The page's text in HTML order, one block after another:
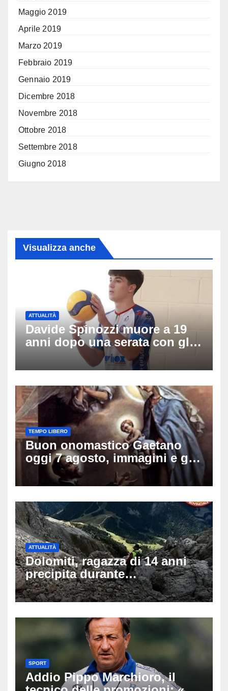
Maggio 2019
Aprile 2019
Marzo 2019
Febbraio 2019
Gennaio 2019
Dicembre 2018
Novembre 2018
Ottobre 2018
Settembre 2018
Giugno 2018
Visualizza anche
ATTUALITÀ
Davide Spinozzi muore a 19
anni dopo una serata con gli
amici: il mistero dello
schianto senza frenata
TEMPO LIBERO
Buon onomastico Gaetano
oggi 7 agosto, immagini e gif
di auguri da condividere sui
social
ATTUALITÀ
Dolomiti, ragazza di 14 anni
precipita durante
un’escursione: tragedia sul
Latemar davanti alla famiglia
SPORT
Addio Pippo Marchioro, il